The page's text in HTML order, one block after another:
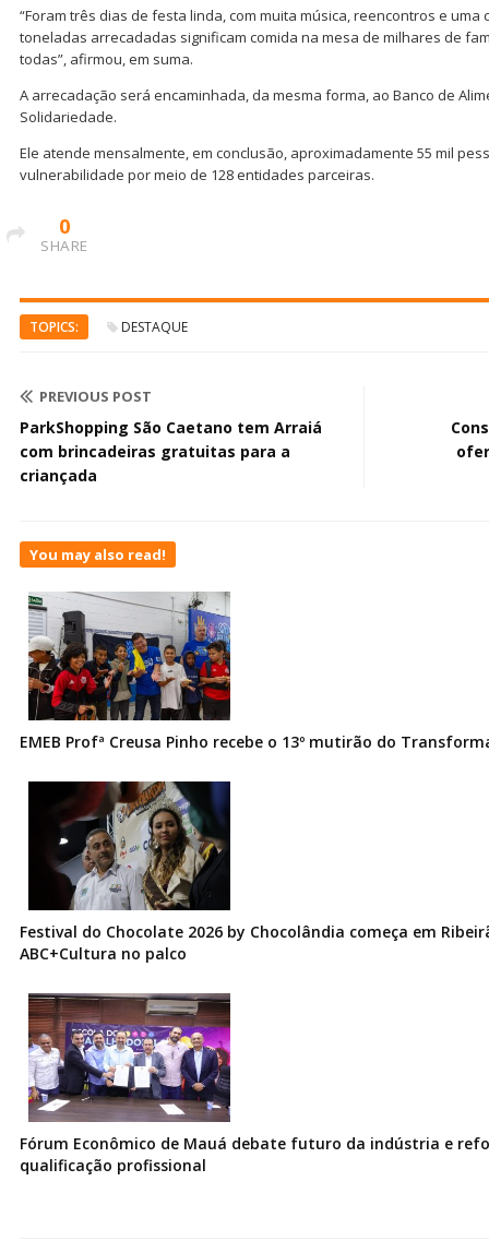
“Foram três dias de festa linda, com muita música, reencontros e uma
toneladas arrecadadas significam comida na mesa de milhares de
todas”, afirmou, em suma.
A arrecadação será encaminhada, da mesma forma, ao Banco de
Solidariedade.
Ele atende mensalmente, em conclusão, aproximadamente 55 mil
vulnerabilidade por meio de 128 entidades parceiras.
0
SHARE
TOPICS: DESTAQUE
PREVIOUS POST
ParkShopping São Caetano tem Arraiá
com brincadeiras gratuitas para a
criançada
You may also read!
EMEB Profª Creusa Pinho recebe o 13º mutirão do
Festival do Chocolate 2026 by Chocolândia começa em
ABC+Cultura no palco
Fórum Econômico de Mauá debate futuro da indústria e
qualificação profissional